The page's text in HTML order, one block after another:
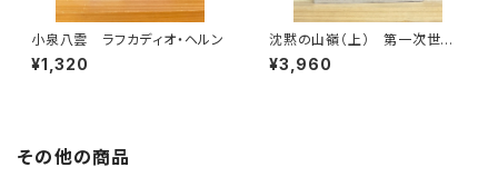
小泉八雲 ラフカディオ・ヘルン
¥1,320
沈黙の山嶺（上） 第一次世界
大戦とマロリーのエヴェレスト
¥3,960
その他の商品